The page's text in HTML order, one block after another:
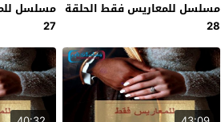
مسلسل للمعاريس فقط الحلقة
28
مسلسل
27